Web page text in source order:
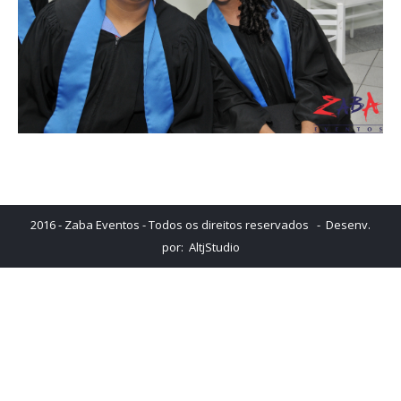
2016 - Zaba Eventos - Todos os direitos reservados - Desenv.
por: AltjStudio